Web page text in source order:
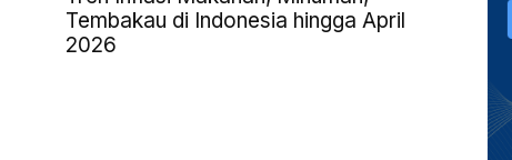
Tembakau di Indonesia hingga April
2026